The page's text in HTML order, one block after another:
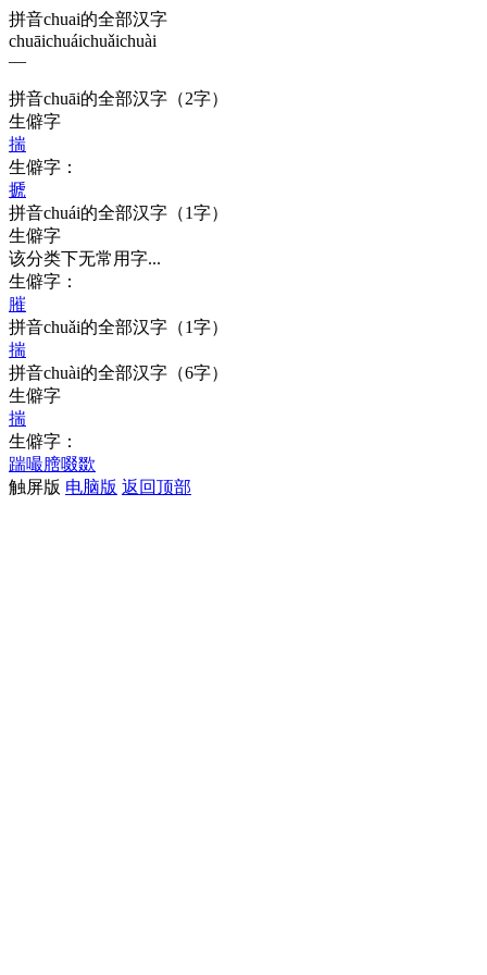
拼音chuai的全部汉字
chuāichuáichuǎichuài
—
拼音chuāi的全部汉字 （2字）
生僻字
揣
生僻字：
搋
拼音chuái的全部汉字 （1字）
生僻字
该分类下无常用字...
生僻字：
膗
拼音chuǎi的全部汉字 （1字）
揣
拼音chuài的全部汉字 （6字）
生僻字
揣
生僻字：
踹嘬膪啜欼
触屏版 电脑版 返回顶部